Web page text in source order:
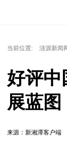
当前位置: 涟源新闻
好评中
展蓝图
来源：新湘潭客户端